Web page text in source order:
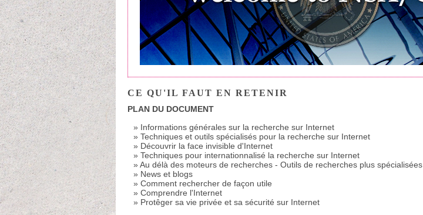
CE QU'IL FAUT EN RETENIR
PLAN DU DOCUMENT
Informations générales sur la recherche sur Internet
Techniques et outils spécialisés pour la recherche sur Internet
Découvrir la face invisible d'Internet
Techniques pour internationnalisé la recherche sur Internet
Au délà des moteurs de recherches - Outils de recherches plus spécialisées
News et blogs
Comment rechercher de façon utile
Comprendre l'Internet
Protêger sa vie privée et sa sécurité sur Internet